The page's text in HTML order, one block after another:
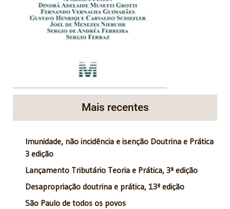
Mais recentes
Imunidade, não incidência e isenção Doutrina e Prática
3 edição
Lançamento Tributário Teoria e Prática, 3ª edição
Desapropriação doutrina e prática, 13ª edição
São Paulo de todos os povos